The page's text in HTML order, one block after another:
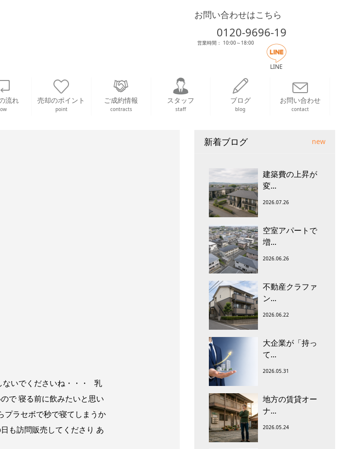
お問い合わせはこちら
0120-9696-19
営業時間： 10:00～18:00
LINE
流れ 売却のポイント
point
ご成約情報
contracts
スタッフ
staff
ブログ
blog
お問い合わせ
contact
ないでくださいね・・・ 乳
で 寝る前に飲みたいと思い
プラセボで秒で寝てしまうか
も訪問販売してくださり あ
新着ブログ new
建築費の上昇が
変...
2026.07.26
空室アパートで
増...
2026.06.26
不動産クラファ
ン...
2026.06.22
大企業が「持っ
て...
2026.05.31
地方の賃貸オー
ナ...
2026.05.24